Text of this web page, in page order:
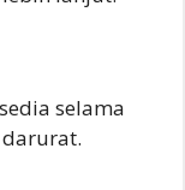
selama